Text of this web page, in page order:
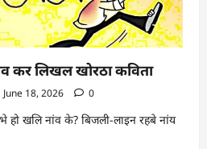
कर लिखल खोरठा कविता
June 18, 2026 0
हो खलि नांव के? बिजली-लाइन रहबे नांय